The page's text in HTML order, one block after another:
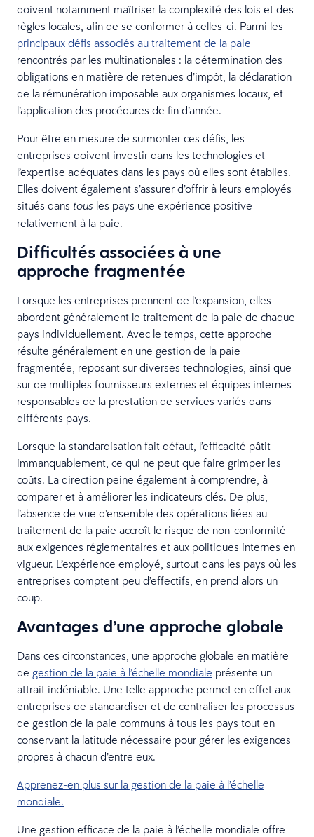
doivent notamment maîtriser la complexité des lois et des
règles locales, afin de se conformer à celles-ci. Parmi les
principaux défis associés au traitement de la paie
rencontrés par les multinationales : la détermination des
obligations en matière de retenues d’impôt, la déclaration
de la rémunération imposable aux organismes locaux, et
l’application des procédures de fin d’année.
Pour être en mesure de surmonter ces défis, les
entreprises doivent investir dans les technologies et
l’expertise adéquates dans les pays où elles sont établies.
Elles doivent également s’assurer d’offrir à leurs employés
situés dans tous les pays une expérience positive
relativement à la paie.
Difficultés associées à une
approche fragmentée
Lorsque les entreprises prennent de l’expansion, elles
abordent généralement le traitement de la paie de chaque
pays individuellement. Avec le temps, cette approche
résulte généralement en une gestion de la paie
fragmentée, reposant sur diverses technologies, ainsi que
sur de multiples fournisseurs externes et équipes internes
responsables de la prestation de services variés dans
différents pays.
Lorsque la standardisation fait défaut, l’efficacité pâtit
immanquablement, ce qui ne peut que faire grimper les
coûts. La direction peine également à comprendre, à
comparer et à améliorer les indicateurs clés. De plus,
l’absence de vue d’ensemble des opérations liées au
traitement de la paie accroît le risque de non-conformité
aux exigences réglementaires et aux politiques internes en
vigueur. L’expérience employé, surtout dans les pays où les
entreprises comptent peu d’effectifs, en prend alors un
coup.
Avantages d’une approche globale
Dans ces circonstances, une approche globale en matière
de gestion de la paie à l’échelle mondiale présente un
attrait indéniable. Une telle approche permet en effet aux
entreprises de standardiser et de centraliser les processus
de gestion de la paie communs à tous les pays tout en
conservant la latitude nécessaire pour gérer les exigences
propres à chacun d’entre eux.
Apprenez-en plus sur la gestion de la paie à l’échelle
mondiale.
Une gestion efficace de la paie à l’échelle mondiale offre